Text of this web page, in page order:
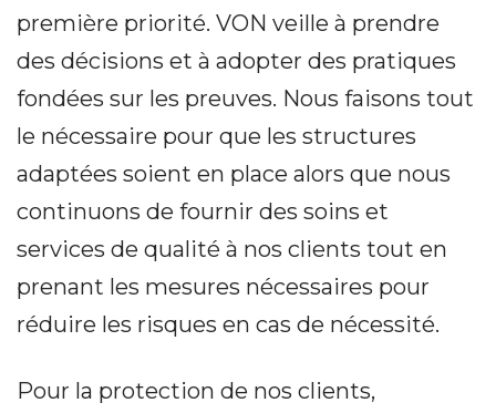
première priorité. VON veille à prendre
des décisions et à adopter des pratiques
fondées sur les preuves. Nous faisons tout
le nécessaire pour que les structures
adaptées soient en place alors que nous
continuons de fournir des soins et
services de qualité à nos clients tout en
prenant les mesures nécessaires pour
réduire les risques en cas de nécessité.
Pour la protection de nos clients,